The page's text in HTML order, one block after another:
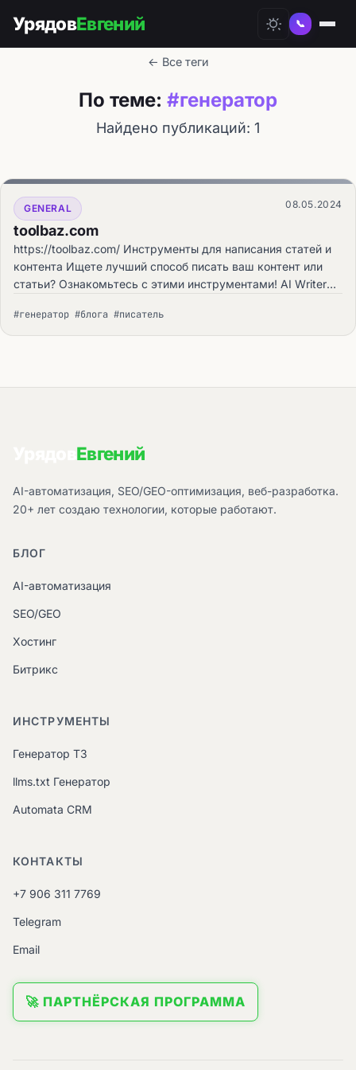
УрядовЕвгений 📞
← Все теги
По теме: #генератор
Найдено публикаций: 1
GENERAL 08.05.2024
toolbaz.com
https://toolbaz.com/ Инструменты для написания статей и
контента Ищете лучший способ писать ваш контент или
статьи? Ознакомьтесь с этими инструментами! AI Writer
#генератор #блога #писатель
Евгений
AI-автоматизация, SEO/GEO-оптимизация, веб-разработка.
20+ лет создаю технологии, которые работают.
БЛОГ
AI-автоматизация
SEO/GEO
Хостинг
Битрикс
ИНСТРУМЕНТЫ
Генератор ТЗ
llms.txt Генератор
Automata CRM
КОНТАКТЫ
+7 906 311 7769
Telegram
Email
🚀 ПАРТНЁРСКАЯ ПРОГРАММА